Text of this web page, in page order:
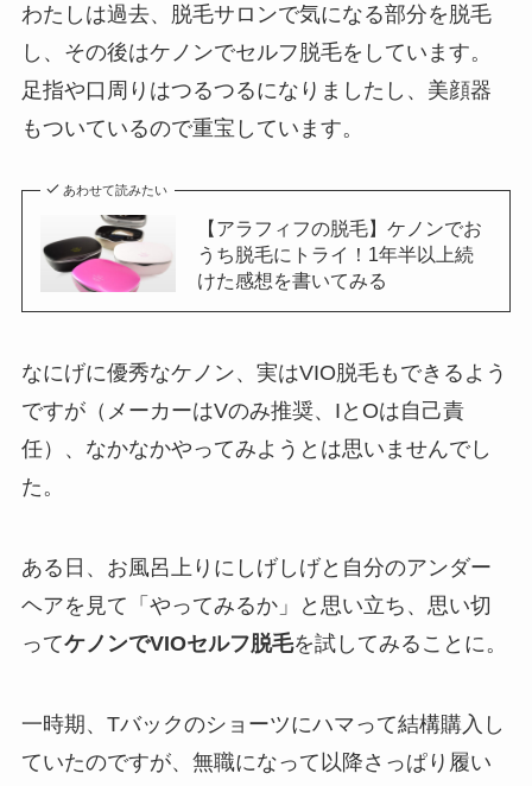
わたしは過去、脱毛サロンで気になる部分を脱毛
し、その後はケノンでセルフ脱毛をしています。
足指や口周りはつるつるになりましたし、美顔器
もついているので重宝しています。
あわせて読みたい
【アラフィフの脱毛】ケノンでお
うち脱毛にトライ！1年半以上続
けた感想を書いてみる
なにげに優秀なケノン、実はVIO脱毛もできるよう
ですが（メーカーはVのみ推奨、IとOは自己責
任）、なかなかやってみようとは思いませんでし
た。
ある日、お風呂上りにしげしげと自分のアンダー
ヘアを見て「やってみるか」と思い立ち、思い切
ってケノンでVIOセルフ脱毛を試してみることに。
一時期、Tバックのショーツにハマって結構購入し
ていたのですが、無職になって以降さっぱり履い